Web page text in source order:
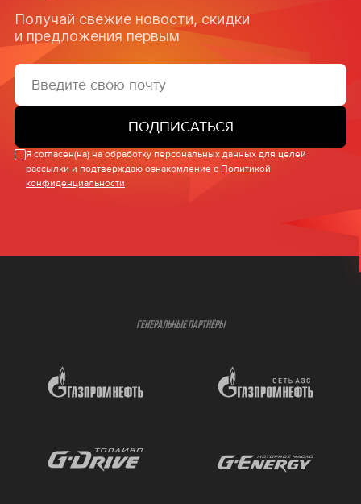
Получай свежие новости, скидки
и предложения первым
ПОДПИСАТЬСЯ
Я согласен(на) на обработку персональных данных для целей
рассылки и подтверждаю ознакомление с Политикой
конфиденциальности
ГЕНЕРАЛЬНЫЕ ПАРТНЁРЫ